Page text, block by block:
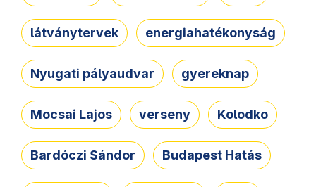
látványtervek energiahatékonyság
Nyugati pályaudvar gyereknap
Mocsai Lajos verseny Kolodko
Bardóczi Sándor Budapest Hatás